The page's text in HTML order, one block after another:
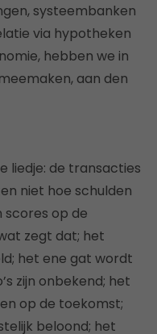
systeembanken
via hypotheken
hebben we in
aan den
liedje: de transacties
niet hoe schulden
scores op de
zegt dat; het
het ene gat wordt
zijn onbekend; het
op de toekomst;
beloond; het